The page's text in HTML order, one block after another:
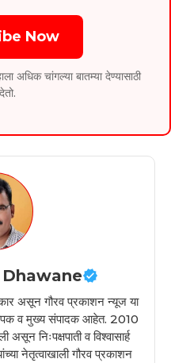
Now
चांगल्या बातम्या देण्यासाठी
असून गौरव प्रकाशन न्यूज या
व मुख्य संपादक आहेत. 2010
असून निःपक्षपाती व विश्वासार्ह
नेतृत्वाखाली गौरव प्रकाशन